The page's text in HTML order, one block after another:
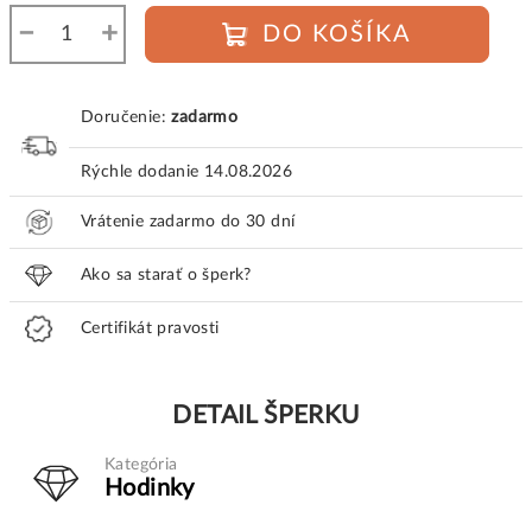
+
− DO KOŠÍKA
Doručenie:zadarmo
Rýchle dodanie 14.08.2026
Vrátenie zadarmo do 30 dní
Ako sa starať o šperk?
Certifikát pravosti
DETAIL ŠPERKU
Kategória
Hodinky